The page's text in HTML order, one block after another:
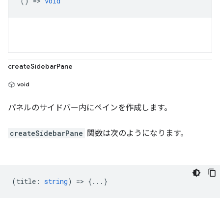
createSidebarPane
void
パネルのサイドバー内にペインを作成します。
createSidebarPane 関数は次のようになります。
(title : string) => {...}